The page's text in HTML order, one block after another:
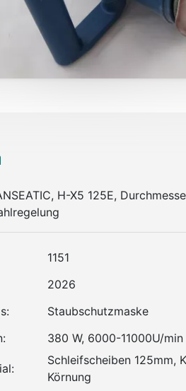
H-X5 125E,
1151
2026
Staubschutzmaske
380 W, 6000-11000U/min
Schleifscheiben 125mm,
Körnung